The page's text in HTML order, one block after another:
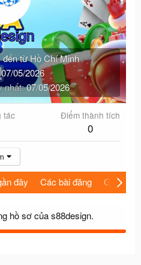
đến từ Hồ Chí Minh
07/05/2026
nhất 07/05/2026
tác Điểm thành tích
0
đây Các bài đăng Giới thiệu
hồ sơ của s88design.